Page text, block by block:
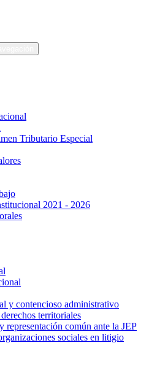
Tributario Especial
2021 - 2026
y contencioso administrativo
territoriales
representación común ante la JEP
sociales en litigio